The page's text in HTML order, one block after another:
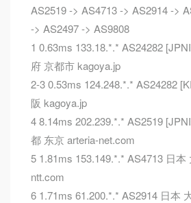
AS2519 -> AS4713 -> AS2914 ->
-> AS2497 -> AS9808
1 0.63ms 133.18.*.* AS24282
府 京都市 kagoya.jp
2-3 0.53ms 124.248.*.* AS24282
阪 kagoya.jp
4 8.14ms 202.239.*.* AS2519
都 东京 arteria-net.com
5 1.81ms 153.149.*.* AS4713 日本
ntt.com
6 1.71ms 61.200.*.* AS2914 日本